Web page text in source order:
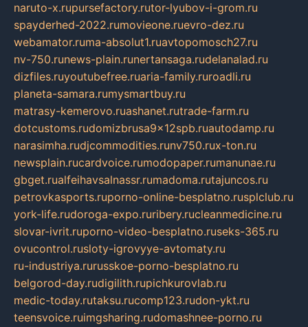
naruto-x.rupursefactory.rutor-lyubov-i-grom.ru
spayderhed-2022.rumovieone.ruevro-dez.ru
webamator.ruma-absolut1.ruavtopomosch27.ru
nv-750.runews-plain.runertansaga.rudelanalad.ru
dizfiles.ruyoutubefree.ruaria-family.ruroadli.ru
planeta-samara.rumysmartbuy.ru
matrasy-kemerovo.ruashanet.rutrade-farm.ru
dotcustoms.rudomizbrusa9x12spb.ruautodamp.ru
narasimha.rudjcommodities.runv750.rux-ton.ru
newsplain.rucardvoice.rumodopaper.rumanunae.ru
gbget.rualfeihavsalnassr.rumadoma.rutajuncos.ru
petrovkasports.ruporno-online-besplatno.rusplclub.ru
york-life.rudoroga-expo.ruribery.rucleanmedicine.ru
slovar-ivrit.ruporno-video-besplatno.ruseks-365.ru
ovucontrol.rusloty-igrovyye-avtomaty.ru
ru-industriya.rurusskoe-porno-besplatno.ru
belgorod-day.rudigilith.rupichkurovlab.ru
medic-today.rutaksu.rucomp123.rudon-ykt.ru
teensvoice.ruimgsharing.rudomashnee-porno.ru